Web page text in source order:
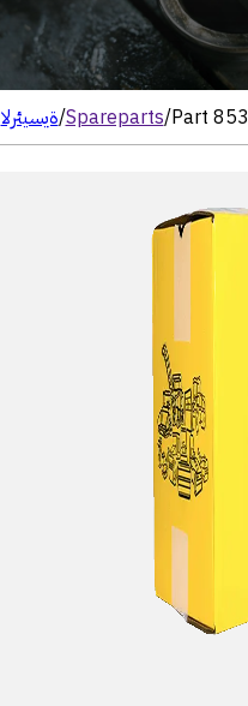
الرئيسية/Spareparts/Part